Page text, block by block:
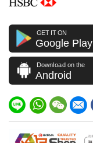
GET IT ON
Google Play
Download on the
Android